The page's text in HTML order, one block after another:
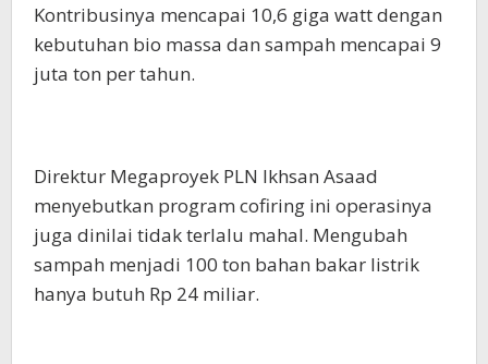
Kontribusinya mencapai 10,6 giga watt dengan
kebutuhan bio massa dan sampah mencapai 9
juta ton per tahun.
Direktur Megaproyek PLN Ikhsan Asaad
menyebutkan program cofiring ini operasinya
juga dinilai tidak terlalu mahal. Mengubah
sampah menjadi 100 ton bahan bakar listrik
hanya butuh Rp 24 miliar.